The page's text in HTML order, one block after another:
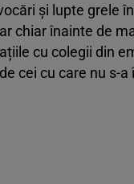
și lupte grele
chiar înainte de
cu colegii din
cei cu care nu s-a